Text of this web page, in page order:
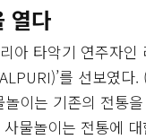
열다
아 타악기 연주자
를 선보였다
이는 기존의 전통
물놀이는 전통에